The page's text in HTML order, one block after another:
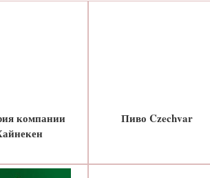
компании
Пиво Czechvar